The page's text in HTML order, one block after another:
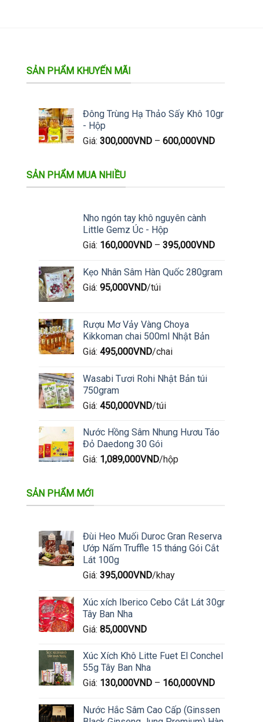
SẢN PHẨM KHUYẾN MÃI
Đông Trùng Hạ Thảo Sấy Khô 10gr
- Hộp
Giá: 300,000VND– 600,000VND
SẢN PHẨM MUA NHIỀU
Nho ngón tay khô nguyên cành
Little Gemz Úc - Hộp
Giá: 160,000VND– 395,000VND
Kẹo Nhân Sâm Hàn Quốc 280gram
Giá: 95,000VND/túi
Rượu Mơ Vảy Vàng Choya
Kikkoman chai 500ml Nhật Bản
Giá: 495,000VND/chai
Wasabi Tươi Rohi Nhật Bản túi
750gram
Giá: 450,000VND/túi
Nước Hồng Sâm Nhung Hươu Táo
Đỏ Daedong 30 Gói
Giá: 1,089,000VND/hộp
SẢN PHẨM MỚI
Đùi Heo Muối Duroc Gran Reserva
Ướp Nấm Truffle 15 tháng Gói Cắt
Lát 100g
Giá: 395,000VND/khay
Xúc xích Iberico Cebo Cắt Lát 30gr
Tây Ban Nha
Giá: 85,000VND
Xúc Xích Khô Litte Fuet El Conchel
55g Tây Ban Nha
Giá: 130,000VND– 160,000VND
Nước Hắc Sâm Cao Cấp (Ginssen